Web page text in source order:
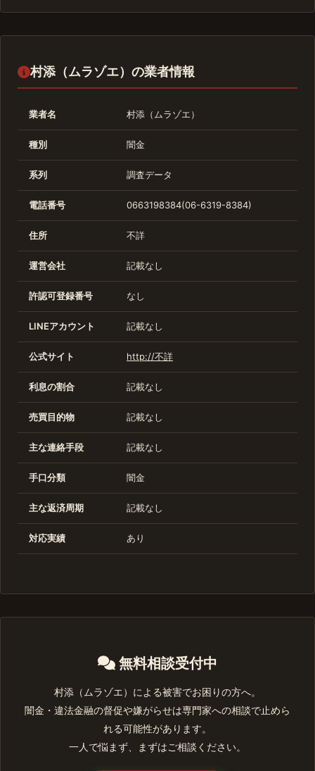
村添（ムラゾエ）の業者情報
業者名 村添（ムラゾエ）
種別 闇金
系列 調査データ
電話番号 0663198384(06-6319-8384)
住所 不詳
運営会社 記載なし
許認可登録番号 なし
LINEアカウント 記載なし
公式サイト http://不詳
利息の割合 記載なし
売買目的物 記載なし
主な連絡手段 記載なし
手口分類 闇金
主な返済周期 記載なし
対応実績 あり
無料相談受付中
村添（ムラゾエ）による被害でお困りの方へ。
闇金・違法金融の督促や嫌がらせは専門家への相談で止めら
れる可能性があります。
一人で悩まず、まずはご相談ください。